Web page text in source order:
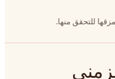
للتحقق منها.